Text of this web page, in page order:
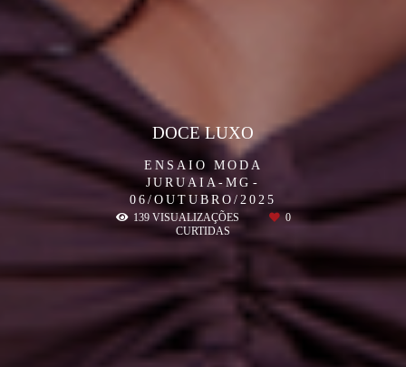
ENSAIO MODA
JURUAIA-MG
06/OUTUBRO/2025
DOCE LUXO
139VISUALIZAÇÕES
0
CURTIDAS